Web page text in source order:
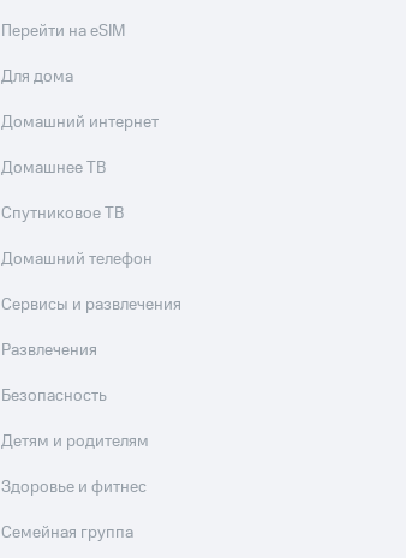
Перейти на eSIM
Для дома
Домашний интернет
Домашнее ТВ
Спутниковое ТВ
Домашний телефон
Сервисы и развлечения
Развлечения
Безопасность
Детям и родителям
Здоровье и фитнес
Семейная группа